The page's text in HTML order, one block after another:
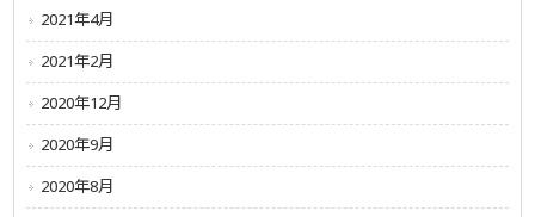
2021年4月
2021年2月
2020年12月
2020年9月
2020年8月